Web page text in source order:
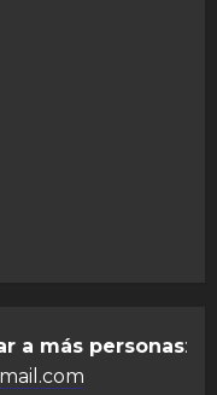
a más personas: